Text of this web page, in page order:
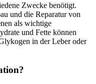
Zwecke benötigt.
und die Reparatur von
als wichtige
und Fette können
in der Leber oder